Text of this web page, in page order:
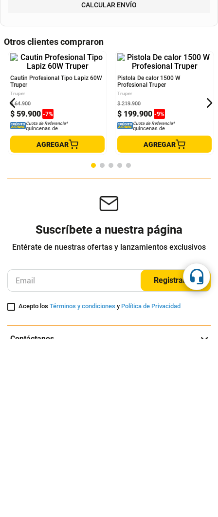
CALCULAR ENVÍO
Otros clientes compraron
Cautin Profesional Tipo Lapiz 60W
Truper
$ 59.900
Pistola De calor 1500 W
Profesional Truper
$ 199.900